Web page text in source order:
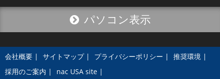
パソコン表示
会社概要 サイトマップ プライバシーポリシー
推奨環境
採用のご案内
nac USA site